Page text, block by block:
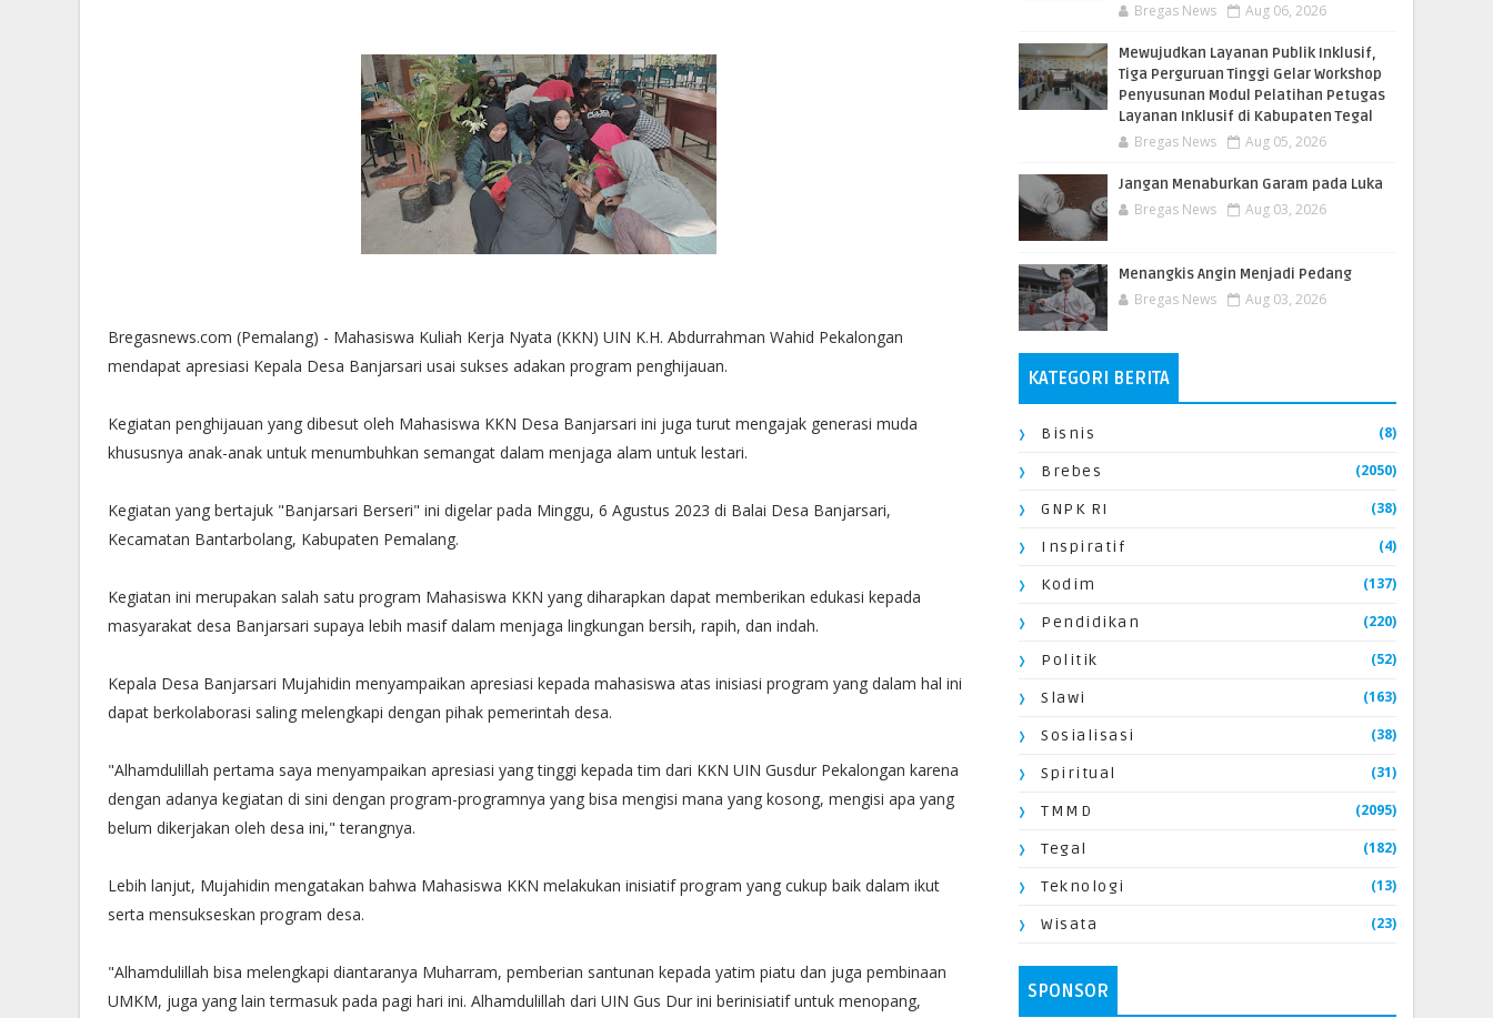
Bregasnews.com (Pemalang) - Mahasiswa Kuliah Kerja Nyata (KKN) UIN K.H. Abdurrahman Wahid Pekalongan
mendapat apresiasi Kepala Desa Banjarsari usai sukses adakan program penghijauan.
Kegiatan penghijauan yang dibesut oleh Mahasiswa KKN Desa Banjarsari ini juga turut mengajak generasi muda
khususnya anak-anak untuk menumbuhkan semangat dalam menjaga alam untuk lestari.
Kegiatan yang bertajuk "Banjarsari Berseri" ini digelar pada Minggu, 6 Agustus 2023 di Balai Desa Banjarsari,
Kecamatan Bantarbolang, Kabupaten Pemalang.
Kegiatan ini merupakan salah satu program Mahasiswa KKN yang diharapkan dapat memberikan edukasi kepada
masyarakat desa Banjarsari supaya lebih masif dalam menjaga lingkungan bersih, rapih, dan indah.
Kepala Desa Banjarsari Mujahidin menyampaikan apresiasi kepada mahasiswa atas inisiasi program yang dalam hal ini
dapat berkolaborasi saling melengkapi dengan pihak pemerintah desa.
"Alhamdulillah pertama saya menyampaikan apresiasi yang tinggi kepada tim dari KKN UIN Gusdur Pekalongan karena
dengan adanya kegiatan di sini dengan program-programnya yang bisa mengisi mana yang kosong, mengisi apa yang
belum dikerjakan oleh desa ini," terangnya.
Lebih lanjut, Mujahidin mengatakan bahwa Mahasiswa KKN melakukan inisiatif program yang cukup baik dalam ikut
serta mensukseskan program desa.
"Alhamdulillah bisa melengkapi diantaranya Muharram, pemberian santunan kepada yatim piatu dan juga pembinaan
UMKM, juga yang lain termasuk pada pagi hari ini. Alhamdulillah dari UIN Gus Dur ini berinisiatif untuk menopang,
Bregas News Aug 06, 2026
​Mewujudkan Layanan Publik Inklusif,
Tiga Perguruan Tinggi Gelar Workshop
Penyusunan Modul Pelatihan Petugas
Layanan Inklusif di Kabupaten Tegal
Bregas News Aug 05, 2026
Jangan Menaburkan Garam pada Luka
Bregas News Aug 03, 2026
Menangkis Angin Menjadi Pedang
Bregas News Aug 03, 2026
KATEGORI BERITA
Bisnis (8)
Brebes (2050)
GNPK RI (38)
Inspiratif (4)
Kodim (137)
Pendidikan (220)
Politik (52)
Slawi (163)
Sosialisasi (38)
Spiritual (31)
TMMD (2095)
Tegal (182)
Teknologi (13)
Wisata (23)
SPONSOR